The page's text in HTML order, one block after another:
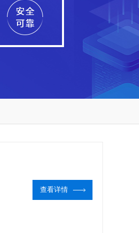
查看详情